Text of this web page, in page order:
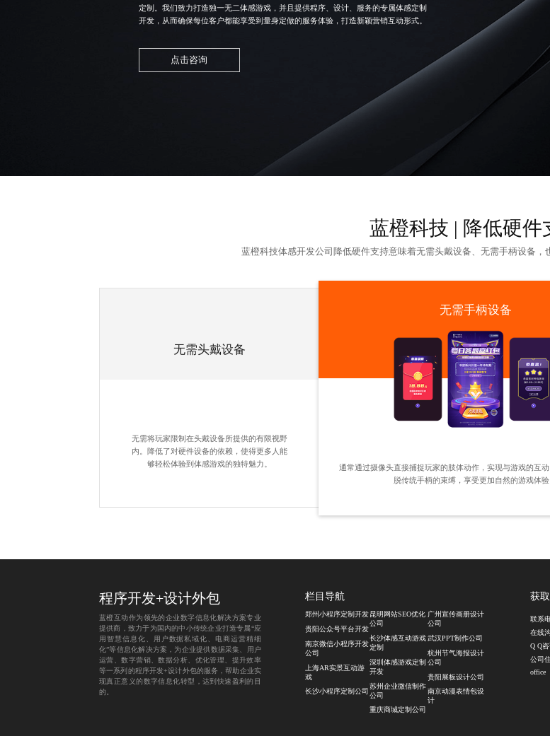
定制。我们致力打造独一无二体感游戏，并且提供程序、设计、服务的专属体感定制
开发，从而确保每位客户都能享受到量身定做的服务体验，打造新颖营销互动形式。
点击咨询
蓝橙科技 | 降低硬件
蓝橙科技体感开发公司 降低硬件支持意味着无需头戴设备、无需手柄设备
无需头戴设备
无需将玩家限制在头戴设备所提供的有限视野
内。降低了对硬件设备的依赖，使得更多人能
够轻松体验到体感游戏的独特魅力。
无需手柄设备
通常通过摄像头直接捕捉玩家的肢体动作，实现与游戏的互
脱传统手柄的束缚，享受更加自然的游戏体验
程序开发+设计外包
蓝橙互动作为领先的企业数字信息化解决方案专业
提供商，致力于为国内的中小传统企业打造专属“应
用智慧信息化、用户数据私域化、电商运营精细
化”等信息化解决方案，为企业提供数据采集、用户
运营、数字营销、数据分析、优化管理、提升效率
等一系列的程序开发+设计外包的服务，帮助企业实
现真正意义的数字信息化转型，达到快速盈利的目
的。
栏目导航
郑州小程序定制开发
贵阳公众号平台开发
南京微信小程序开发
公司
上海AR实景互动游
戏
长沙小程序定制公司
昆明网站SEO优化
公司
长沙体感互动游戏
定制
深圳体感游戏定制
开发
苏州企业微信制作
公司
重庆商城定制公司
广州宣传画册设计
公司
武汉PPT制作公司
杭州节气海报设计
公司
贵阳展板设计公司
南京动漫表情包设
计
获
联系
在线
Q Q咨
公司
office